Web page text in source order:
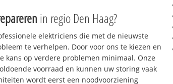
in regio Den Haag?
elektriciens die met de nieuwste
te verhelpen. Door voor ons te kiezen en
kans op verdere problemen minimaal. Onze
voorraad en kunnen uw storing vaak
wordt eerst een noodvoorziening